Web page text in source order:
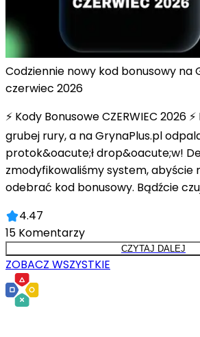
Codziennie nowy kod bonusowy na
czerwiec 2026
⚡ Kody Bonusowe CZERWIEC 2026
grubej rury, a na GrynaPlus.pl
protok&oacute;ł drop&oacute;w!
zmodyfikowaliśmy system, abyście
odebrać kod bonusowy. Bądźcie
4.47
15 Komentarzy
CZYTAJ DALEJ
ZOBACZ WSZYSTKIE